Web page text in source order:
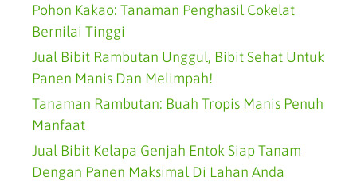
Pohon Kakao: Tanaman Penghasil Cokelat
Bernilai Tinggi
Jual Bibit Rambutan Unggul, Bibit Sehat Untuk
Panen Manis Dan Melimpah!
Tanaman Rambutan: Buah Tropis Manis Penuh
Manfaat
Jual Bibit Kelapa Genjah Entok Siap Tanam
Dengan Panen Maksimal Di Lahan Anda